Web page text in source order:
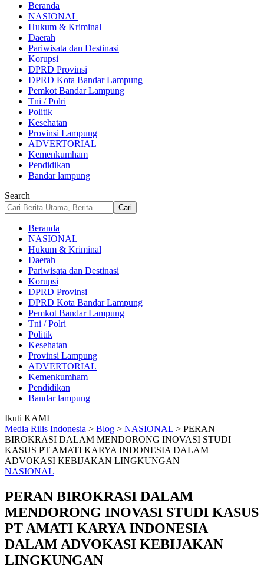
Beranda
NASIONAL
Hukum & Kriminal
Daerah
Pariwisata dan Destinasi
Korupsi
DPRD Provinsi
DPRD Kota Bandar Lampung
Pemkot Bandar Lampung
Tni / Polri
Politik
Kesehatan
Provinsi Lampung
ADVERTORIAL
Kemenkumham
Pendidikan
Bandar lampung
Search
Beranda
NASIONAL
Hukum & Kriminal
Daerah
Pariwisata dan Destinasi
Korupsi
DPRD Provinsi
DPRD Kota Bandar Lampung
Pemkot Bandar Lampung
Tni / Polri
Politik
Kesehatan
Provinsi Lampung
ADVERTORIAL
Kemenkumham
Pendidikan
Bandar lampung
Ikuti KAMI
Media Rilis Indonesia > Blog > NASIONAL > PERAN
BIROKRASI DALAM MENDORONG INOVASI STUDI
KASUS PT AMATI KARYA INDONESIA DALAM
ADVOKASI KEBIJAKAN LINGKUNGAN
NASIONAL
PERAN BIROKRASI DALAM
MENDORONG INOVASI STUDI KASUS
PT AMATI KARYA INDONESIA
DALAM ADVOKASI KEBIJAKAN
LINGKUNGAN